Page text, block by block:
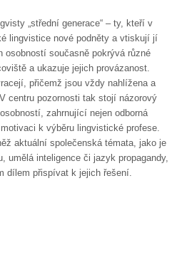
„střední generace“ – ty, kteří v
lingvistice nové podněty a vtiskují jí
osobností současně pokrývá různé
a ukazuje jejich provázanost.
přičemž jsou vždy nahlížena a
centru pozornosti tak stojí názorový
zahrnující nejen odborná
k výběru lingvistické profese.
aktuální společenská témata, jako je
umělá inteligence či jazyk propagandy,
dílem přispívat k jejich řešení.